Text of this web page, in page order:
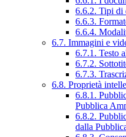
6.6.2. Tipi di
6.6.3.
6.6.4.
6.7. Immagini e
6.7.1. Testo
6.7.2.
6.7.3.
6.8. Proprietà
6.8.1.
Pubblica
6.8.2.
dalla